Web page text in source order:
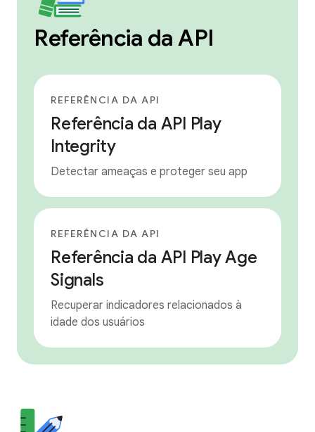
Referência da API
REFERÊNCIA DA API
Referência da API Play
Integrity
Detectar ameaças e proteger seu app
REFERÊNCIA DA API
Referência da API Play Age
Signals
Recuperar indicadores relacionados à
idade dos usuários